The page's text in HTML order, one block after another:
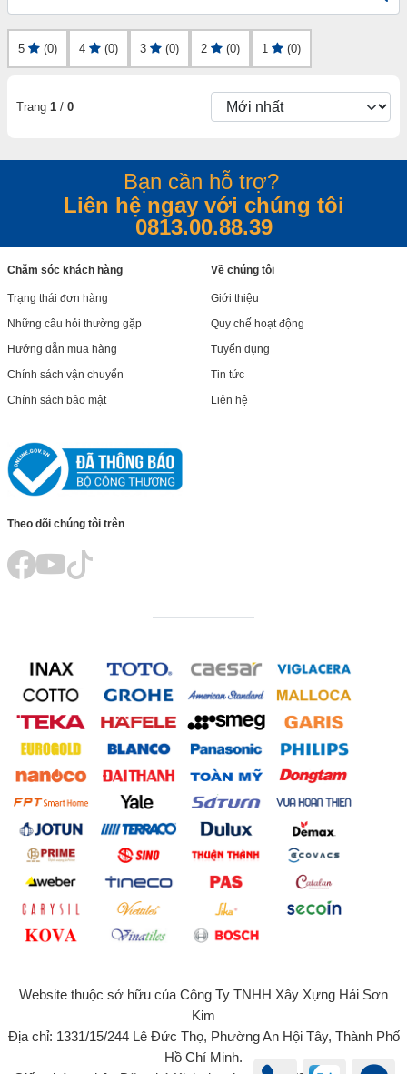
5 (0) 4 (0) 3 (0) 2 (0) 1 (0)
Trang 1 / 0
Bạn cần hỗ trợ?
Liên hệ ngay với chúng tôi
0813.00.88.39
Chăm sóc khách hàng
Trạng thái đơn hàng
Những câu hỏi thường gặp
Hướng dẫn mua hàng
Chính sách vận chuyển
Chính sách bảo mật
Về chúng tôi
Giới thiệu
Quy chế hoạt động
Tuyển dụng
Tin tức
Liên hệ
Theo dõi chúng tôi trên
Website thuộc sở hữu của Công Ty TNHH Xây Xựng Hải Sơn
Kim
Địa chỉ: 1331/15/244 Lê Đức Thọ, Phường An Hội Tây, Thành Phố
Hồ Chí Minh.